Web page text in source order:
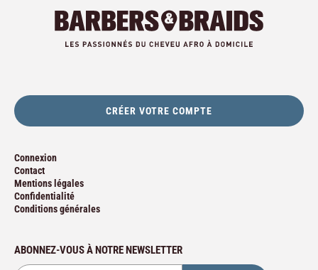
CRÉER VOTRE COMPTE
Connexion
Contact
Mentions légales
Confidentialité
Conditions générales
ABONNEZ-VOUS À NOTRE NEWSLETTER